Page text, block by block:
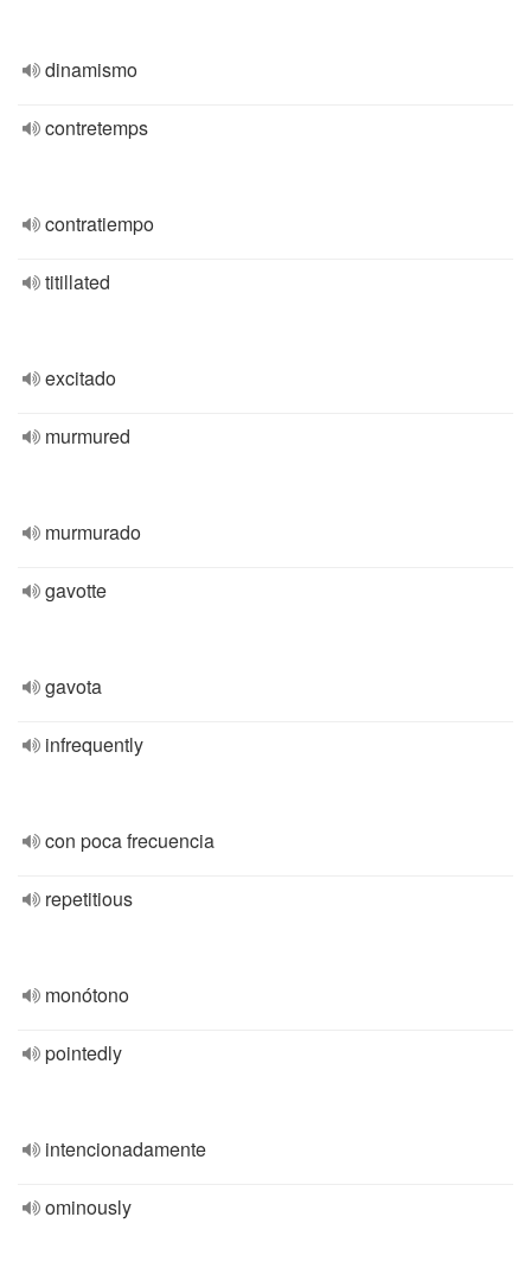
dinamismo
contretemps
contratiempo
titillated
excitado
murmured
murmurado
gavotte
gavota
infrequently
con poca frecuencia
repetitious
monótono
pointedly
intencionadamente
ominously